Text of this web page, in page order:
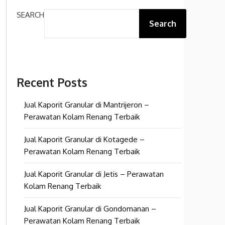
SEARCH
Search
Recent Posts
Jual Kaporit Granular di Mantrijeron –
Perawatan Kolam Renang Terbaik
Jual Kaporit Granular di Kotagede –
Perawatan Kolam Renang Terbaik
Jual Kaporit Granular di Jetis – Perawatan
Kolam Renang Terbaik
Jual Kaporit Granular di Gondomanan –
Perawatan Kolam Renang Terbaik